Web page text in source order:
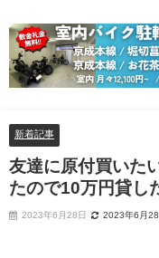
新着記事
友達に原付買いた
たので10万円貸し
2023年6月28日 2023年6月28